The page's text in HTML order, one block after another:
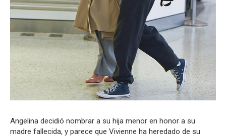
Angelina decidió nombrar a su hija menor en honor a su
madre fallecida, y parece que Vivienne ha heredado de su